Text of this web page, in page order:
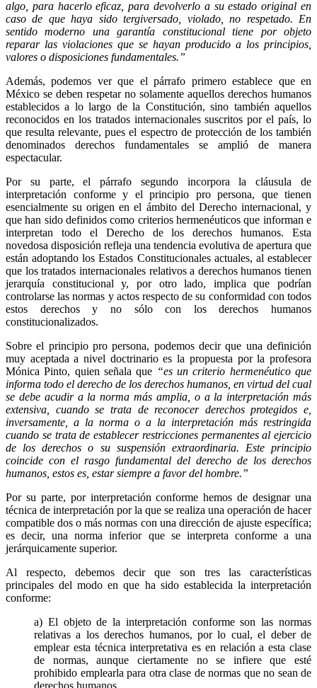
algo, para hacerlo eficaz, para devolverlo a su estado original en
caso de que haya sido tergiversado, violado, no respetado. En
sentido moderno una garantía constitucional tiene por objeto
reparar las violaciones que se hayan producido a los principios,
valores o disposiciones fundamentales.”
Además, podemos ver que el párrafo primero establece que en
México se deben respetar no solamente aquellos derechos humanos
establecidos a lo largo de la Constitución, sino también aquellos
reconocidos en los tratados internacionales suscritos por el país, lo
que resulta relevante, pues el espectro de protección de los también
denominados derechos fundamentales se amplió de manera
espectacular.
Por su parte, el párrafo segundo incorpora la cláusula de
interpretación conforme y el principio pro persona, que tienen
esencialmente su origen en el ámbito del Derecho internacional, y
que han sido definidos como criterios hermenéuticos que informan e
interpretan todo el Derecho de los derechos humanos. Esta
novedosa disposición refleja una tendencia evolutiva de apertura que
están adoptando los Estados Constitucionales actuales, al establecer
que los tratados internacionales relativos a derechos humanos tienen
jerarquía constitucional y, por otro lado, implica que podrían
controlarse las normas y actos respecto de su conformidad con todos
estos derechos y no sólo con los derechos humanos
constitucionalizados.
Sobre el principio pro persona, podemos decir que una definición
muy aceptada a nivel doctrinario es la propuesta por la profesora
Mónica Pinto, quien señala que “es un criterio hermenéutico que
informa todo el derecho de los derechos humanos, en virtud del cual
se debe acudir a la norma más amplia, o a la interpretación más
extensiva, cuando se trata de reconocer derechos protegidos e,
inversamente, a la norma o a la interpretación más restringida
cuando se trata de establecer restricciones permanentes al ejercicio
de los derechos o su suspensión extraordinaria. Este principio
coincide con el rasgo fundamental del derecho de los derechos
humanos, estos es, estar siempre a favor del hombre.”
Por su parte, por interpretación conforme hemos de designar una
técnica de interpretación por la que se realiza una operación de hacer
compatible dos o más normas con una dirección de ajuste específica;
es decir, una norma inferior que se interpreta conforme a una
jerárquicamente superior.
Al respecto, debemos decir que son tres las características
principales del modo en que ha sido establecida la interpretación
conforme:
a) El objeto de la interpretación conforme son las normas
relativas a los derechos humanos, por lo cual, el deber de
emplear esta técnica interpretativa es en relación a esta clase
de normas, aunque ciertamente no se infiere que esté
prohibido emplearla para otra clase de normas que no sean de
derechos humanos.